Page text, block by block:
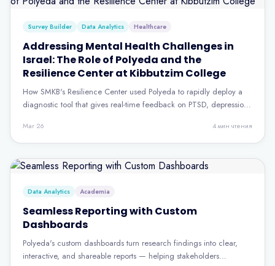
Survey Builder Data Analytics Healthcare
Addressing Mental Health Challenges in
Israel: The Role of Polyeda and the
Resilience Center at Kibbutzim College
How SMKB's Resilience Center used Polyeda to rapidly deploy a
diagnostic tool that gives real-time feedback on PTSD, depression,
toward healing.
Mar 26 4мин чтения
Data Analytics Academia
Seamless Reporting with Custom
Dashboards
Polyeda's custom dashboards turn research findings into clear,
interactive, and shareable reports — helping stakeholders